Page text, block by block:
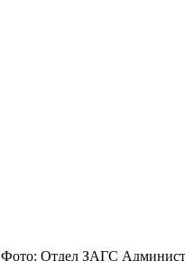
Фото: Отдел ЗАГС